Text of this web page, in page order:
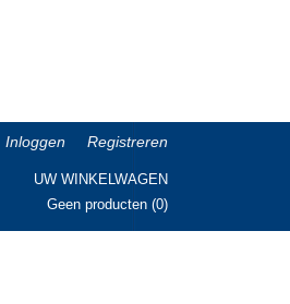
Inloggen Registreren
UW WINKELWAGEN
Geen producten (0)